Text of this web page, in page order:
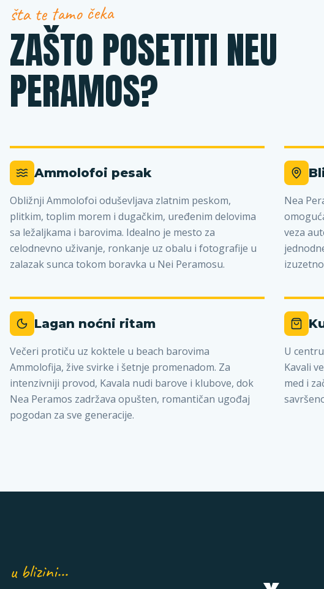
šta te tamo čeka
ZAŠTO POSETITI NEU
PERAMOS?
Ammolofoi pesak
Obližnji Ammolofoi oduševljava zlatnim peskom,
plitkim, toplim morem i dugačkim, uređenim delovima
sa ležaljkama i barovima. Idealno je mesto za
celodnevno uživanje, ronkanje uz obalu i fotografije u
zalazak sunca tokom boravka u Nei Peramosu.
Nea
veza
Lagan noćni ritam
Večeri protiču uz koktele u beach barovima
Ammolofija, žive svirke i šetnje promenadom. Za
intenzivniji provod, Kavala nudi barove i klubove, dok
Nea Peramos zadržava opušten, romantičan ugođaj
pogodan za sve generacije.
U
Kavali
med i
u blizini…